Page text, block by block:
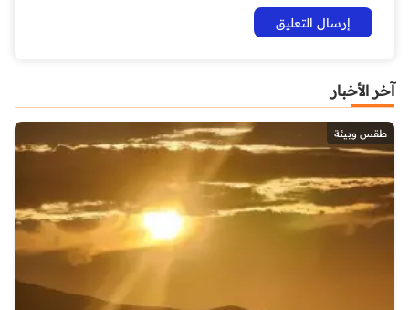
آخر الأخبار
طقس وبيئة